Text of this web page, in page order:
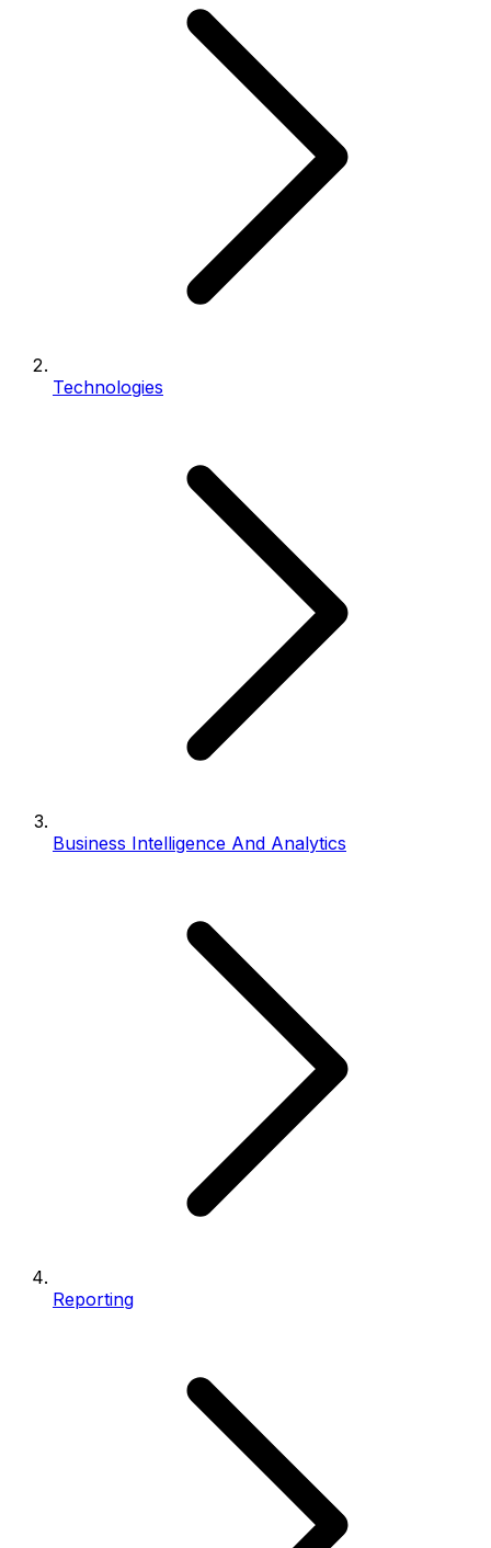
Technologies
Business Intelligence And Analytics
Reporting